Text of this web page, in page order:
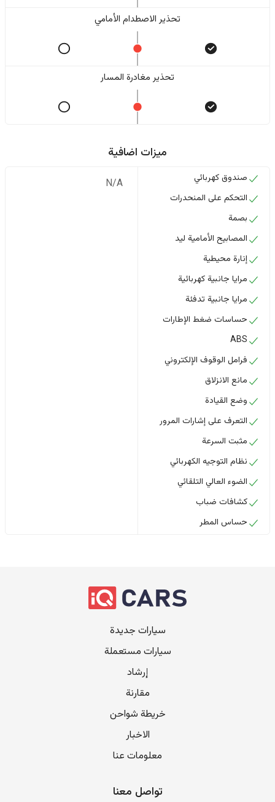
تحذير الاصطدام الأمامي
تحذير مغادرة المسار
ميزات اضافية
صندوق كهربائي
التحكم على المنحدرات
بصمة
المصابيح الأمامية ليد
إنارة محيطية
مرايا جانبية كهربائية
مرايا جانبية تدفئة
حساسات ضغط الإطارات
ABS
فرامل الوقوف الإلكتروني
مانع الانزلاق
وضع القيادة
التعرف على إشارات المرور
مثبت السرعة
نظام التوجيه الكهربائي
الضوء العالي التلقائي
كشافات ضباب
حساس المطر
N/A
سيارات جديدة
سيارات مستعملة
إرشاد
مقارنة
خريطة شواحن
الاخبار
معلومات عنا
تواصل معنا